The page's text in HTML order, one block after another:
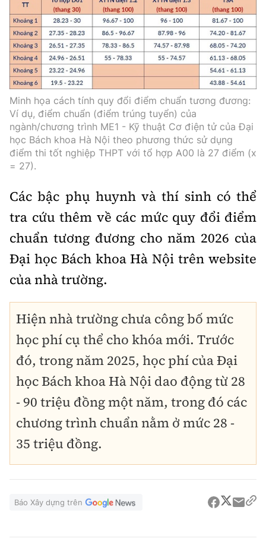
Minh họa cách tính quy đổi điểm chuẩn tương đương:
Ví dụ, điểm chuẩn (điểm trúng tuyển) của
ngành/chương trình ME1 - Kỹ thuật Cơ điện tử của Đại
học Bách khoa Hà Nội theo phương thức sử dụng
điểm thi tốt nghiệp THPT với tổ hợp A00 là 27 điểm (x
= 27).
Các bậc phụ huynh và thí sinh có thể
tra cứu thêm về các mức quy đổi điểm
chuẩn tương đương cho năm 2026 của
Đại học Bách khoa Hà Nội trên website
của nhà trường.
Hiện nhà trường chưa công bố mức
học phí cụ thể cho khóa mới. Trước
đó, trong năm 2025, học phí của Đại
học Bách khoa Hà Nội dao động từ 28
- 90 triệu đồng một năm, trong đó các
chương trình chuẩn nằm ở mức 28 -
35 triệu đồng.
Báo Xây dựng trên